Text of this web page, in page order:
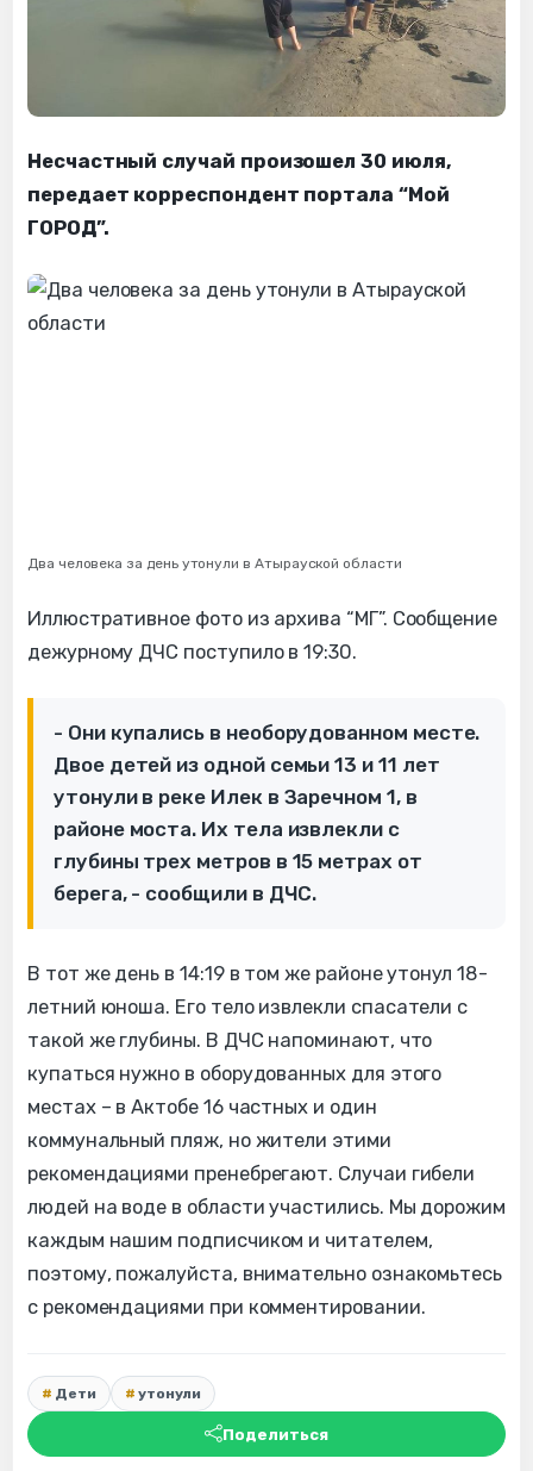
Несчастный случай произошел 30 июля,
передает корреспондент портала “Мой
ГОРОД”.
Два человека за день утонули в Атырауской области
Иллюстративное фото из архива “МГ”. Сообщение
дежурному ДЧС поступило в 19:30.
- Они купались в необорудованном месте.
Двое детей из одной семьи 13 и 11 лет
утонули в реке Илек в Заречном 1, в
районе моста. Их тела извлекли с
глубины трех метров в 15 метрах от
берега, - сообщили в ДЧС.
В тот же день в 14:19 в том же районе утонул 18-
летний юноша. Его тело извлекли спасатели с
такой же глубины. В ДЧС напоминают, что
купаться нужно в оборудованных для этого
местах – в Актобе 16 частных и один
коммунальный пляж, но жители этими
рекомендациями пренебрегают. Случаи гибели
людей на воде в области участились. Мы дорожим
каждым нашим подписчиком и читателем,
поэтому, пожалуйста, внимательно ознакомьтесь
с рекомендациями при комментировании.
Дети утонули
Поделиться